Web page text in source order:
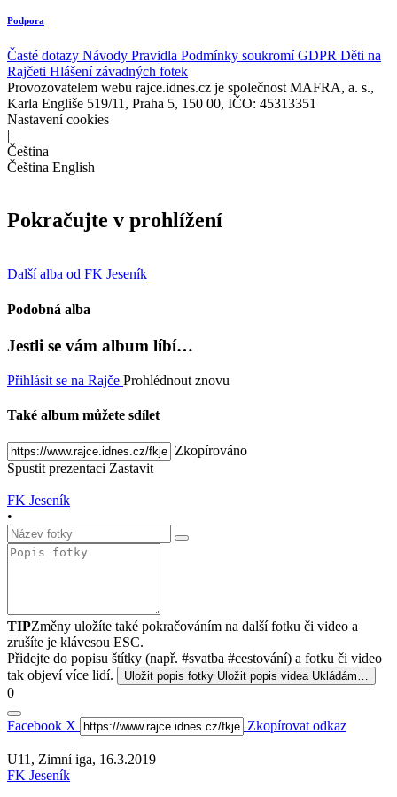
Podpora
Časté dotazy Návody Pravidla Podmínky soukromíGDPR Děti na
Rajčeti Hlášení závadných fotek
Provozovatelem webu rajce.idnes.cz je společnost MAFRA, a. s.,
Karla Engliše 519/11, Praha 5, 150 00, IČO: 45313351
Nastavení cookies
|
Čeština
Čeština English
Pokračujte v prohlížení
Další alba od FK Jeseník
Podobná alba
Jestli se vám album líbí…
Přihlásit se na Rajče Prohlédnout znovu
Také album můžete sdílet
Zkopírováno
Spustit prezentaci Zastavit
FK Jeseník
•
TIPZměny uložíte také pokračováním na další fotku či video a
zrušíte je klávesou ESC.
Přidejte do popisu štítky (např. #svatba #cestování) a fotku či video
tak objeví více lidí.
Uložit popis fotky Uložit popis videa Ukládám…
0
Facebook X Zkopírovat odkaz
U11, Zimní iga, 16.3.2019
FK Jeseník